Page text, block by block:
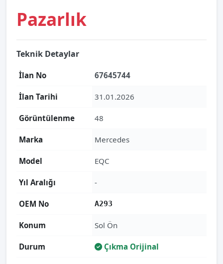
Pazarlık
Teknik Detaylar
İlan No 67645744
İlan Tarihi 31.01.2026
Görüntülenme 48
Marka Mercedes
Model EQC
Yıl Aralığı -
OEM No A293
Konum Sol Ön
Durum Çıkma Orijinal